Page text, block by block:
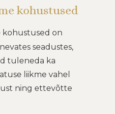
kohustused
kohustused on
seadustes,
tuleneda ka
liikme vahel
ning ettevõtte